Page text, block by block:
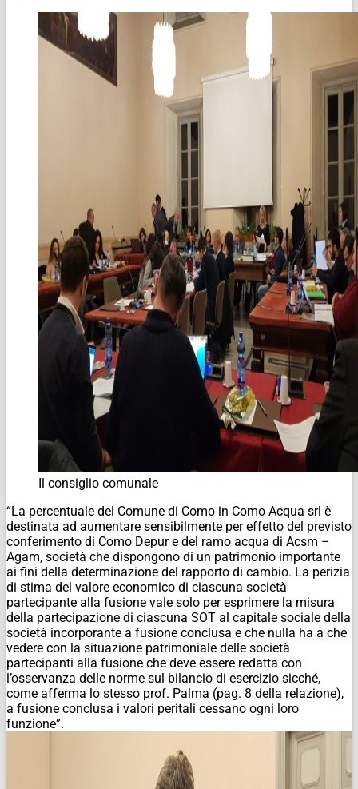
Il consiglio comunale
“La percentuale del Comune di Como in Como Acqua srl è
destinata ad aumentare sensibilmente per effetto del previsto
conferimento di Como Depur e del ramo acqua di Acsm –
Agam, società che dispongono di un patrimonio importante
ai fini della determinazione del rapporto di cambio. La perizia
di stima del valore economico di ciascuna società
partecipante alla fusione vale solo per esprimere la misura
della partecipazione di ciascuna SOT al capitale sociale della
società incorporante a fusione conclusa e che nulla ha a che
vedere con la situazione patrimoniale delle società
partecipanti alla fusione che deve essere redatta con
l’osservanza delle norme sul bilancio di esercizio sicché,
come afferma lo stesso prof. Palma (pag. 8 della relazione),
a fusione conclusa i valori peritali cessano ogni loro
funzione”.